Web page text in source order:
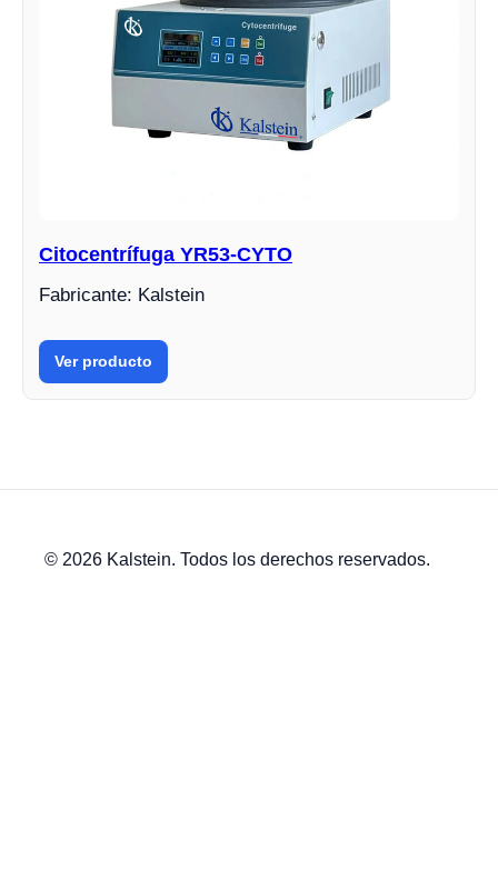
Citocentrífuga YR53-CYTO
Fabricante: Kalstein
Ver producto
© 2026 Kalstein. Todos los derechos reservados.